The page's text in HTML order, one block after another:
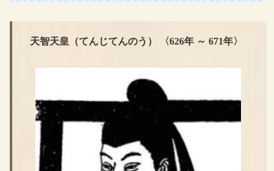
天智天皇（てんじてんのう） 〈626年 ～ 671年〉